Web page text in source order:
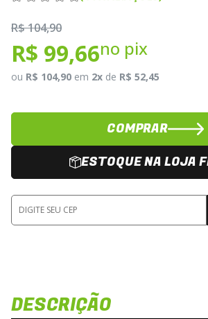
R$ 104,90
R$ 99,66no pix
ou R$ 104,90 em 2x de R$ 52,45
COMPRAR
ESTOQUE NA LOJA
DESCRIÇÃO